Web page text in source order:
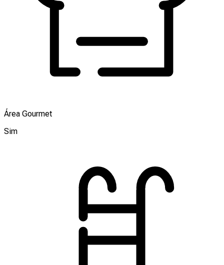
Área Gourmet
Sim